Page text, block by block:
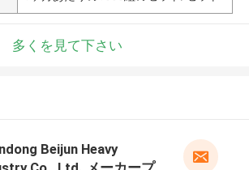
多くを見て下さい
Beijun Heavy